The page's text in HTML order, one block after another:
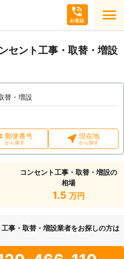
セント工事・取替・増設
替・増設
郵便番号
から探す
現在地
から探す
コンセント工事・取替・増設の
相場
1.5 万円
事・取替・増設業者をお探しの方は